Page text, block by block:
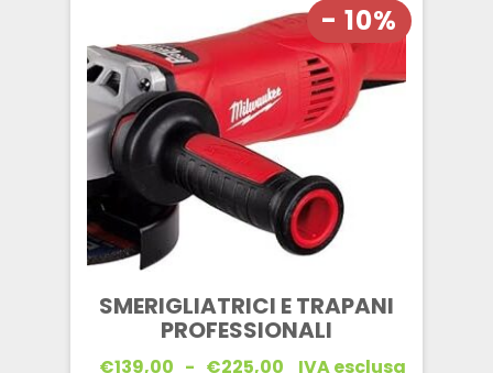
- 10%
SMERIGLIATRICI E TRAPANI
PROFESSIONALI
€139,00 - €225,00
FasciaIVA esclusa